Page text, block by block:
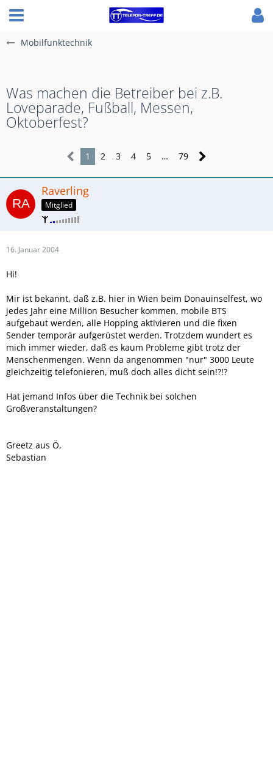
Mobilfunktechnik
Was machen die Betreiber bei z.B.
Loveparade, Fußball, Messen,
Oktoberfest?
1 2 3 4 5 … 79
Raverling
Mitglied
16. Januar 2004
Hi!
Mir ist bekannt, daß z.B. hier in Wien beim Donauinselfest, wo
jedes Jahr eine Million Besucher kommen, mobile BTS
aufgebaut werden, alle Hopping aktivieren und die fixen
Sender temporär aufgerüstet werden. Trotzdem wundert es
mich immer wieder, daß es kaum Probleme gibt trotz der
Menschenmengen. Wenn da angenommen "nur" 3000 Leute
gleichzeitig telefonieren, muß doch alles dicht sein!?!?
Hat jemand Infos über die Technik bei solchen
Großveranstaltungen?
Greetz aus Ö,
Sebastian